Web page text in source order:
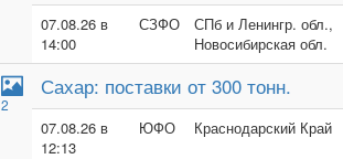
07.08.26 в
14:00
СЗФО
СПб и Ленингр. обл.,
Новосибирская обл.
2
Сахар: поставки от 300 тонн.
07.08.26 в
12:13
ЮФО Краснодарский Край